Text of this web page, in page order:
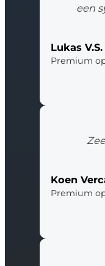
een
Lukas V.S.
Premium
Koen
Premium